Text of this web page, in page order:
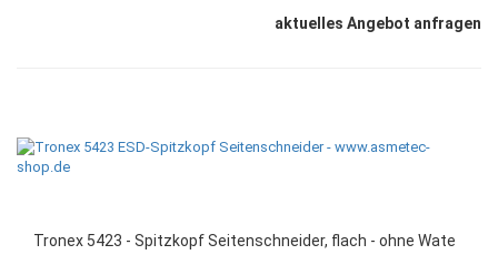
aktuelles Angebot anfragen
Tronex 5423 - Spitzkopf Seitenschneider, flach - ohne Wate